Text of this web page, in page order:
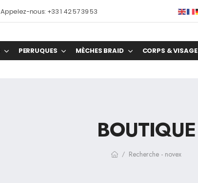
Appelez-nous: +33 1 42 57 39 53
PERRUQUES MÈCHES BRAID CORPS & VISAGE
BOUTIQUE
/ Recherche - novex